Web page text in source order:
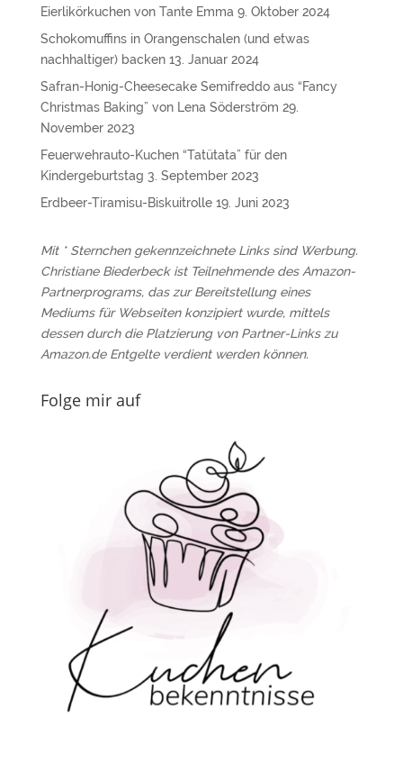
Eierlikörkuchen von Tante Emma 9. Oktober 2024
Schokomuffins in Orangenschalen (und etwas
nachhaltiger) backen 13. Januar 2024
Safran-Honig-Cheesecake Semifreddo aus “Fancy
Christmas Baking” von Lena Söderström 29.
November 2023
Feuerwehrauto-Kuchen “Tatütata” für den
Kindergeburtstag 3. September 2023
Erdbeer-Tiramisu-Biskuitrolle 19. Juni 2023
Mit * Sternchen gekennzeichnete Links sind Werbung.
Christiane Biederbeck ist Teilnehmende des Amazon-
Partnerprograms, das zur Bereitstellung eines
Mediums für Webseiten konzipiert wurde, mittels
dessen durch die Platzierung von Partner-Links zu
Amazon.de Entgelte verdient werden können.
Folge mir auf